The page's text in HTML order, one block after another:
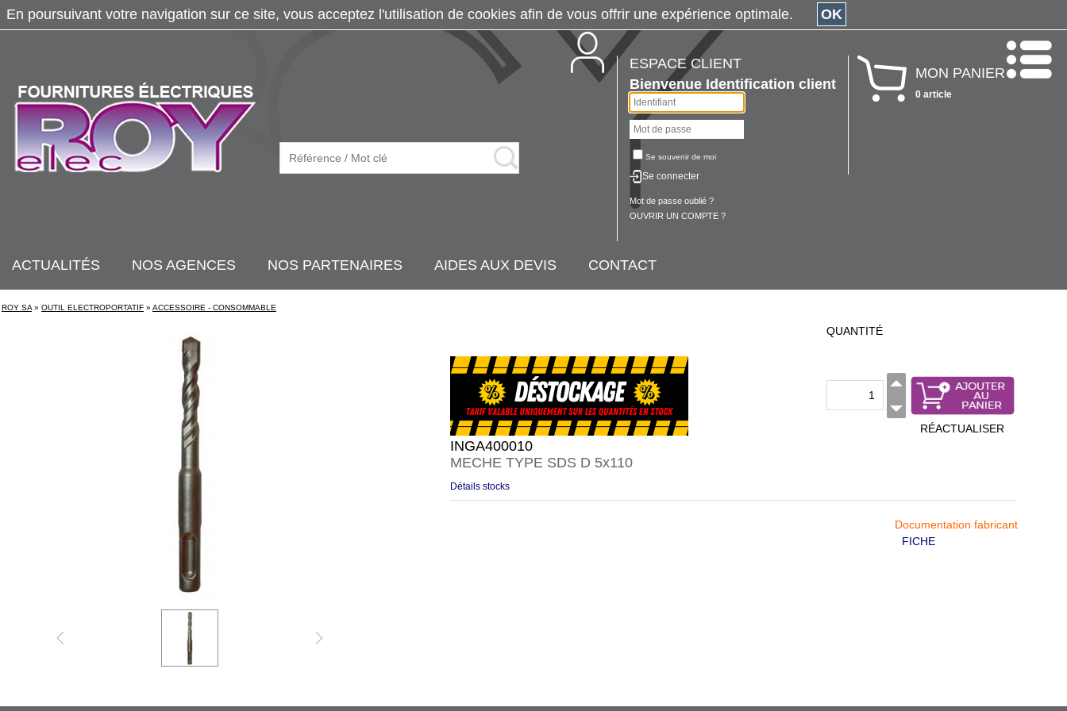
ESPACE CLIENT
Bienvenue Identification client
Se souvenir de moi
Se connecter
Mot de passe oublié ?
OUVRIR UN COMPTE ?
MON PANIER
0 article
ACTUALITÉS NOS AGENCES NOS PARTENAIRES AIDES AUX DEVIS CONTACT
ROY SA » OUTIL ELECTROPORTATIF » ACCESSOIRE - CONSOMMABLE
INGA400010
MECHE TYPE SDS D 5x110
QUANTITÉ
RÉACTUALISER
Détails stocks
Documentation fabricant
FICHE
En poursuivant votre navigation sur ce site, vous acceptez l'utilisation de cookies afin de vous offrir une expérience optimale. OK